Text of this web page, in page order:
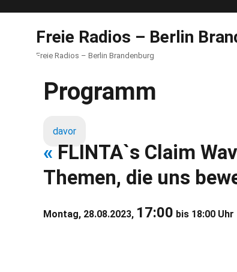
Freie Radios – Berlin
Freie Radios – Berlin Brandenburg
Programm
davor
« FLINTA`s Claim
Themen, die uns
Montag, 28.08.2023, 17:00 bis 18:00 Uhr